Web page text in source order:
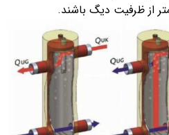
از ظرفیت دیگ باشند.